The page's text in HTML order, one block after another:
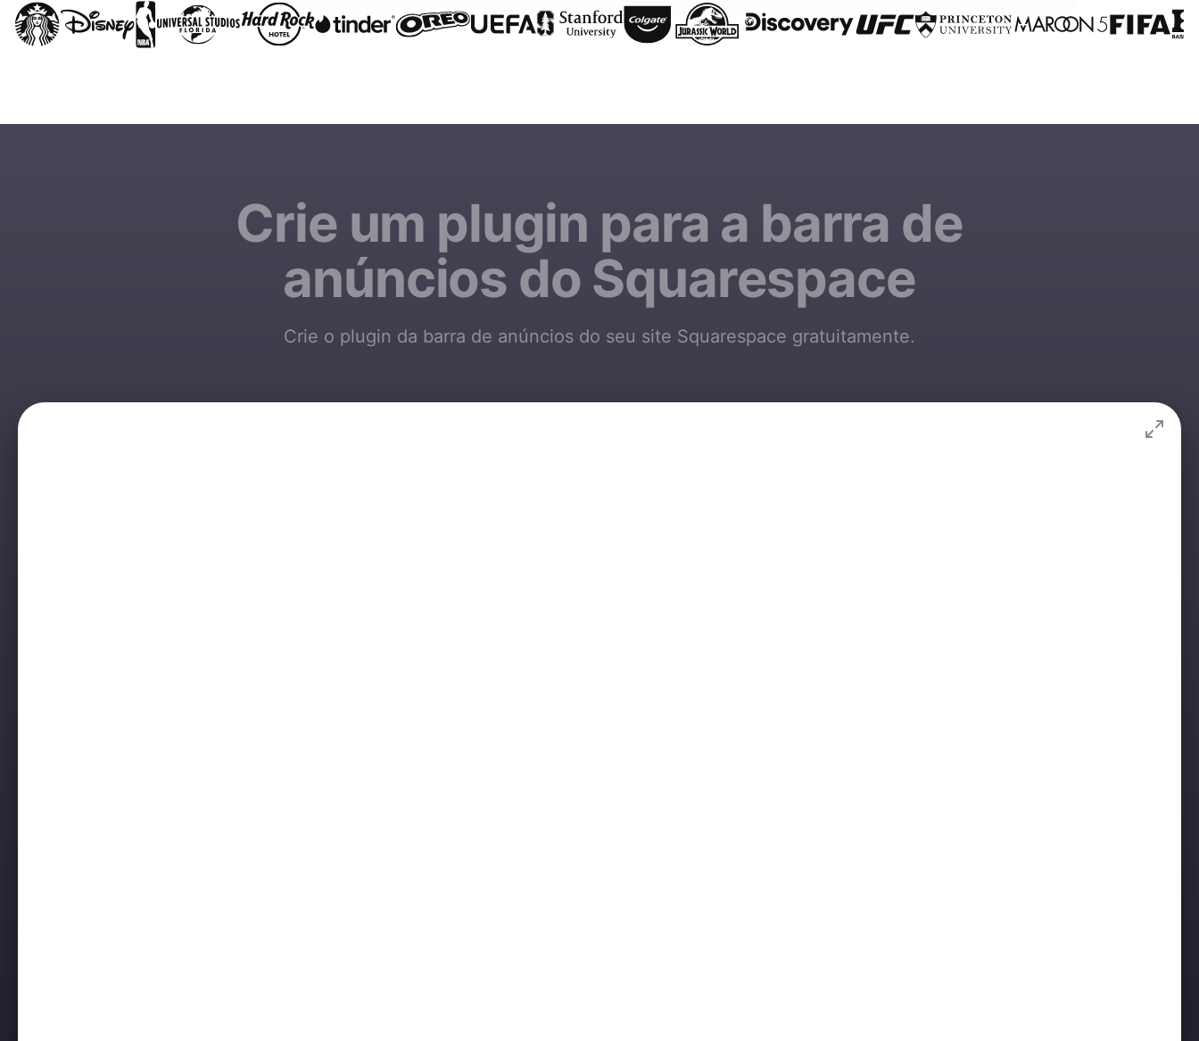
Crie um plugin para a barra de
anúncios do Squarespace
Crie o plugin da barra de anúncios do seu site Squarespace gratuitamente.